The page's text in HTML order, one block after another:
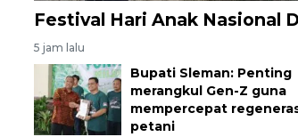
Festival Hari Anak Nasional
5 jam lalu
Bupati Sleman: Penting
merangkul Gen-Z guna
mempercepat
petani